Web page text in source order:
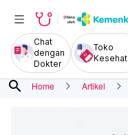
Chat
dengan
Dokter
Toko
search Home Artikel